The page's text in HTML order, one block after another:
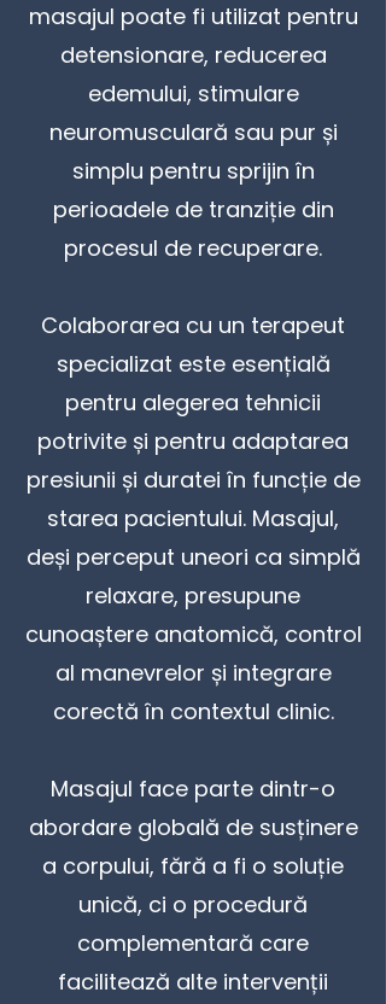
masajul poate fi utilizat pentru
detensionare, reducerea
edemului, stimulare
neuromusculară sau pur și
simplu pentru sprijin în
perioadele de tranziție din
procesul de recuperare.
Colaborarea cu un terapeut
specializat este esențială
pentru alegerea tehnicii
potrivite și pentru adaptarea
presiunii și duratei în funcție de
starea pacientului. Masajul,
deși perceput uneori ca simplă
relaxare, presupune
cunoaștere anatomică, control
al manevrelor și integrare
corectă în contextul clinic.
Masajul face parte dintr-o
abordare globală de susținere
a corpului, fără a fi o soluție
unică, ci o procedură
complementară care
facilitează alte intervenții